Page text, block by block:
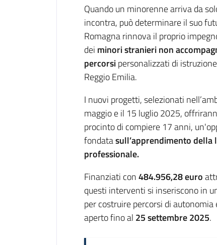
Introduzione
Quando un minorenne arriva da
incontra, può determinare il suo
Romagna rinnova il proprio
dei minori stranieri non
percorsipersonalizzati di
Reggio Emilia.
I nuovi progetti, selezionati
maggio e il 15 luglio 2025,
procinto di compiere 17 anni,
fondatasull’apprendimento della
professionale.
Finanziati con484.956,28 euro
questi interventi si inseriscono in
per costruire percorsi di autonomia
aperto fino al 25 settembre 2025.